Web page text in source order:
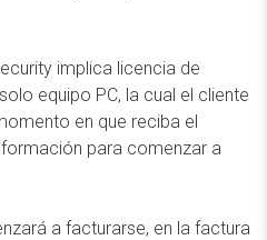
implica licencia de
equipo PC, la cual el cliente
en que reciba el
para comenzar a
a facturarse, en la factura